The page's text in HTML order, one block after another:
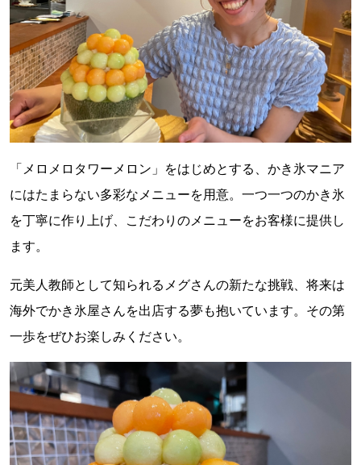
「メロメロタワーメロン」をはじめとする、かき氷マニア
にはたまらない多彩なメニューを用意。一つ一つのかき氷
を丁寧に作り上げ、こだわりのメニューをお客様に提供し
ます。
元美人教師として知られるメグさんの新たな挑戦、将来は
海外でかき氷屋さんを出店する夢も抱いています。その第
一歩をぜひお楽しみください。